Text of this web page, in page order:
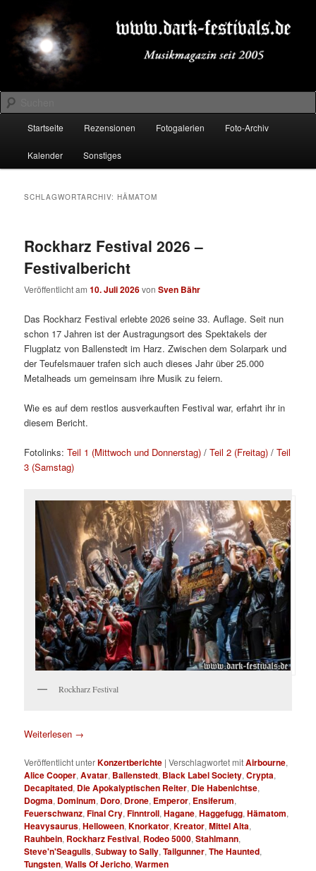
primären
Inhalt
springen
sekundären
Inhalt
springenDARK-FESTIVALS.DE
Suchen
Startseite Rezensionen Fotogalerien Foto-Archiv
Kalender Sonstiges
SCHLAGWORTARCHIV:HÄMATOM
Rockharz Festival 2026 –
Festivalbericht
Veröffentlicht am10. Juli 2026vonSven Bähr
Das Rockharz Festival erlebte 2026 seine 33. Auflage. Seit nun
schon 17 Jahren ist der Austragungsort des Spektakels der
Flugplatz von Ballenstedt im Harz. Zwischen dem Solarpark und
der Teufelsmauer trafen sich auch dieses Jahr über 25.000
Metalheads um gemeinsam ihre Musik zu feiern.
Wie es auf dem restlos ausverkauften Festival war, erfahrt ihr in
diesem Bericht.
Fotolinks:Teil 1 (Mittwoch und Donnerstag) /Teil 2 (Freitag) /Teil
3 (Samstag)
Rockharz Festival
Weiterlesen →
Veröffentlicht unterKonzertberichte |Verschlagwortet mitAirbourne,
Alice Cooper,Avatar, Ballenstedt, Black Label Society,Crypta,
Decapitated, Die Apokalyptischen Reiter, Die Habenichtse,
Dogma, Dominum, Doro, Drone, Emperor, Ensiferum,
Feuerschwanz,Final Cry,Finntroll,Hagane,Haggefugg,Hämatom,
Heavysaurus,Helloween,Knorkator,Kreator,Mittel Alta,
Rauhbein, Rockharz Festival, Rodeo 5000,Stahlmann,
Steve'n'Seagulls,Subway to Sally,Tailgunner,The Haunted,
Tungsten,Walls Of Jericho,Warmen